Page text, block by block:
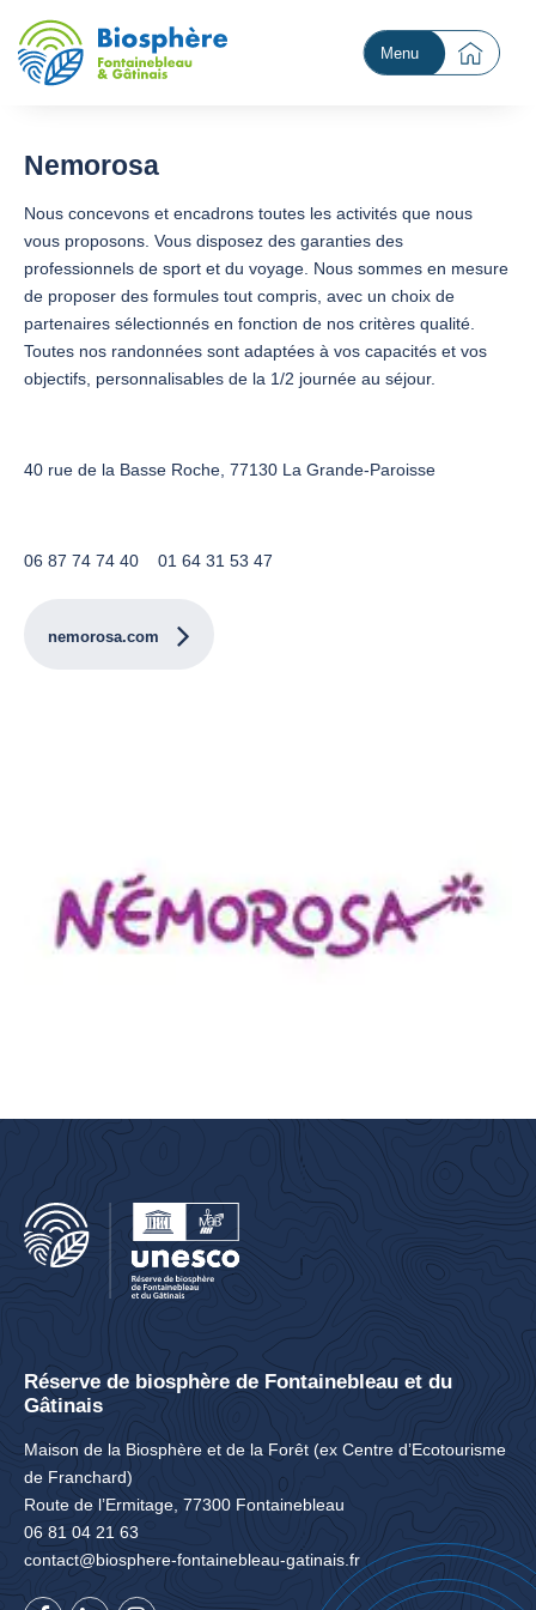
Menu
Nemorosa
Nous concevons et encadrons toutes les activités que nous
vous proposons. Vous disposez des garanties des
professionnels de sport et du voyage. Nous sommes en mesure
de proposer des formules tout compris, avec un choix de
partenaires sélectionnés en fonction de nos critères qualité.
Toutes nos randonnées sont adaptées à vos capacités et vos
objectifs, personnalisables de la 1/2 journée au séjour.
40 rue de la Basse Roche, 77130 La Grande-Paroisse
06 87 74 74 40 01 64 31 53 47
nemorosa.com
Réserve de biosphère de Fontainebleau et du
Gâtinais
Maison de la Biosphère et de la Forêt (ex Centre d’Ecotourisme
de Franchard)
Route de l’Ermitage, 77300 Fontainebleau
06 81 04 21 63
contact@biosphere-fontainebleau-gatinais.fr